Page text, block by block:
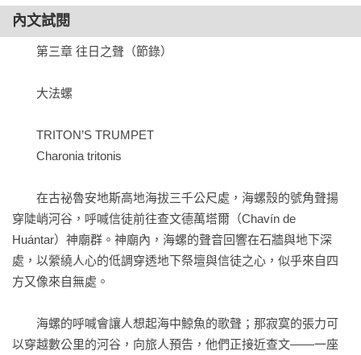
我們的答案，牠們的未來則是我們的希望。」
——傑克．戴維斯（Jack E. Davis），普立茲獎得獎著作《墨
西哥灣》（The Gulf）作者
「本書精緻、多腔且明亮，如同巴內特在這本跨領域書中所描
訴，是流於官腔的科學敘事的重新復活，而最令人振奮的是，
貝殼以及躲在其中的軟體動物的故事，如何反映了人類的偉大
警告的歌曲，令我震悸，驚喜，開心至極。」
——勞倫．格羅夫（Lauren Groff），暢銷書《佛羅里達》
（Florida）作者
「秉持卡森海洋三部曲的深研傳統，巴內特以深度對談的智慧
——洋溢著海濱恢弘的科普文學。」
——道格拉斯．布林克利（Douglas Brinkley），暢銷書《荒野
內文試閱
第三章 往日之聲（節錄）
大法螺
TRITON’S TRUMPET
Charonia tritonis
在古祕魯安地斯高地海拔三千公尺處，海螺殼的號角聲揚
穿陡峭河谷，呼喊信徒前往查文德萬塔爾（Chavín de
Huántar）神廟群。神廟內，海螺的聲音回響在石牆與地下深
處，以縈繞人心的低調穿透地下祭壇與信徒之心，似乎來自四
方又像來自無處。
海螺的呼喊會讓人想起海中鯨魚的歌聲；那寂寞的張力可
以穿越數公里的河谷，向旅人預告，他們正接近查文——一座